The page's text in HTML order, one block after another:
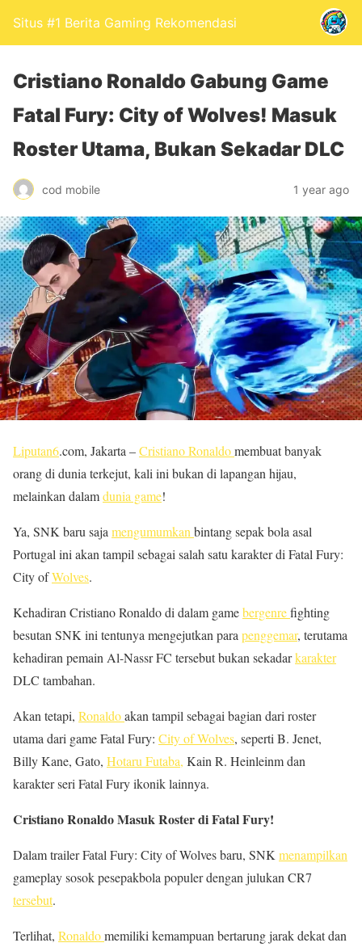
Situs #1 Berita Gaming Rekomendasi
Cristiano Ronaldo Gabung Game
Fatal Fury: City of Wolves! Masuk
Roster Utama, Bukan Sekadar DLC
cod mobile 1 year ago
Liputan6.com, Jakarta –Cristiano Ronaldomembuat banyak
orang di dunia terkejut, kali ini bukan di lapangan hijau,
melainkan dalamdunia game!
Ya, SNK baru saja mengumumkan bintang sepak bola asal
Portugal ini akan tampil sebagai salah satu karakter di Fatal Fury:
City ofWolves.
Kehadiran Cristiano Ronaldo di dalam gamebergenrefighting
besutan SNK ini tentunya mengejutkan para penggemar, terutama
kehadiran pemain Al-Nassr FC tersebut bukan sekadarkarakter
DLC tambahan.
Akan tetapi, Ronaldoakan tampil sebagai bagian dari roster
utama dari game Fatal Fury: City of Wolves, seperti B. Jenet,
Billy Kane, Gato, Hotaru Futaba, Kain R. Heinleinm dan
karakter seri Fatal Fury ikonik lainnya.
Cristiano Ronaldo Masuk Roster di Fatal Fury!
Dalam trailer Fatal Fury: City of Wolves baru, SNK menampilkan
gameplay sosok pesepakbola populer dengan julukan CR7
tersebut.
Terlihat, Ronaldomemiliki kemampuan bertarung jarak dekat dan